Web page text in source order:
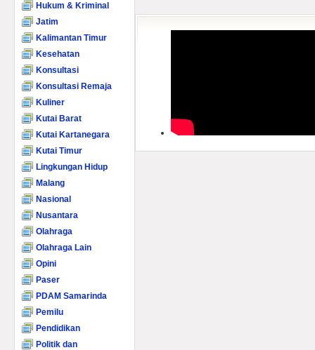
Hukum & Kriminal
Jatim
Kalimantan Timur
Kesehatan
Konsultasi
Konsultasi Remaja
Kuliner
Kutai Barat
Kutai Kartanegara
Kutai Timur
Lingkungan Hidup
Malang
Nasional
Nusantara
Olahraga
Olahraga Lain
Opini
Paser
PDAM Samarinda
Pemilu
Pendidikan
Politik dan